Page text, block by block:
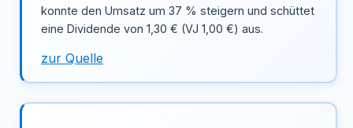
konnte den Umsatz um 37 % steigern und schüttet
eine Dividende von 1,30 € (VJ 1,00 €) aus.
zur Quelle